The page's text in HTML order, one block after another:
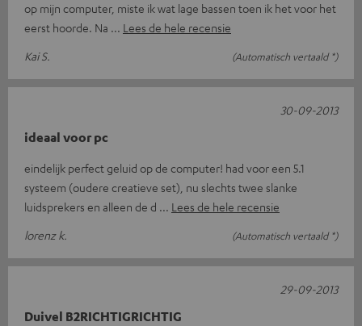
op mijn computer, miste ik wat lage bassen toen ik het voor het
eerst hoorde. Na
Lees de hele recensie
Kai S.
(Automatisch vertaald *)
ideaal voor pc
eindelijk perfect geluid op de computer! had voor een 5.1
systeem (oudere creatieve set), nu slechts twee slanke
luidsprekers en alleen de d
Lees de hele recensie
lorenz k.
(Automatisch vertaald *)
30-09-2013
Duivel B2RICHTIGRICHTIG
29-09-2013